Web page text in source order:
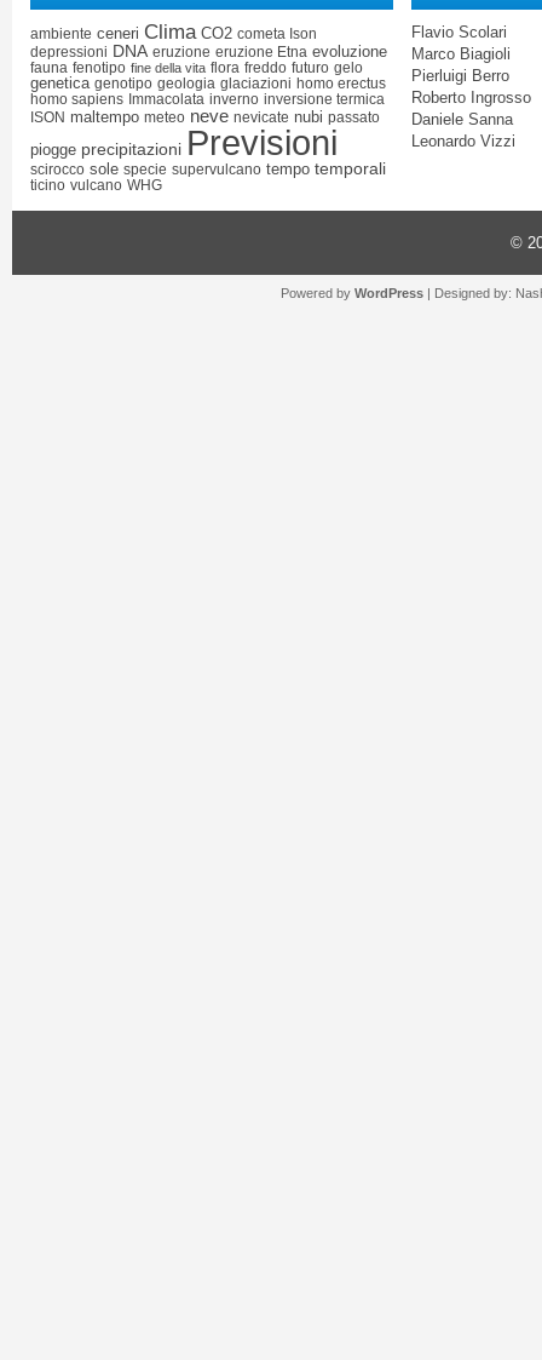
ambiente ceneri Clima CO2 cometa Ison
depressioni DNA eruzione eruzione Etna evoluzione
fauna fenotipo fine della vita flora freddo futuro gelo
genetica genotipo geologia glaciazioni homo erectus
homo sapiens Immacolata inverno inversione termica
ISON maltempo meteo neve nevicate nubi passato
piogge precipitazioni Previsioni
scirocco sole specie supervulcano tempo temporali
ticino vulcano WHG
Flavio Scolari
Marco Biagioli
Pierluigi Berro
Roberto Ingrosso
Daniele Sanna
Leonardo Vizzi
©
Powered by WordPress | Designed by: